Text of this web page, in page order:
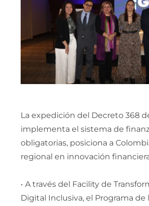
La expedición del Decreto 368
implementa el sistema de
obligatorias, posiciona a
regional en innovación
• A través del Facility de
Digital Inclusiva, el Programa de